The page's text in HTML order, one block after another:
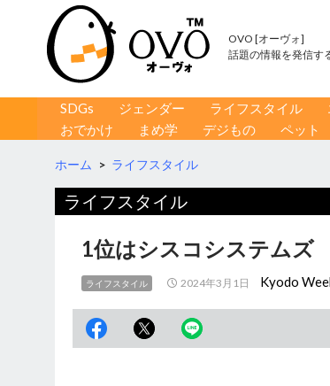
OVO [オーヴォ]
話題の情報を発信す
コンテンツへ移動
SDGs ジェンダー ライフスタイル
おでかけ
まめ学 デジもの ペット
ホーム > ライフスタイル
ライフスタイル
1位はシスコシステムズ
ライフスタイル 2024年3月1日 Kyodo